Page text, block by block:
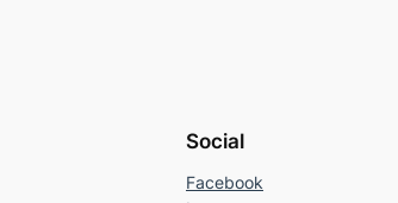
Social
Facebook